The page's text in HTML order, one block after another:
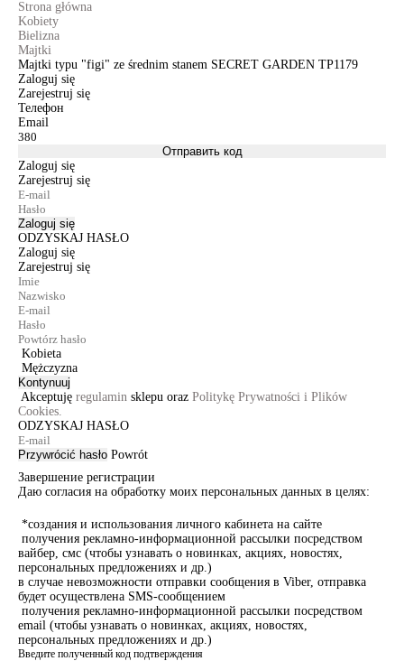
Strona główna
Kobiety
Bielizna
Majtki
Majtki typu "figi" ze średnim stanem SECRET GARDEN TP1179
Zaloguj się
Zarejestruj się
Телефон
Email
Отправить код
Zaloguj się
Zarejestruj się
Zaloguj się
ODZYSKAJ HASŁO
Zaloguj się
Zarejestruj się
Kobieta
Mężczyzna
Kontynuuj
Akceptuję regulamin sklepu oraz Politykę Prywatności i Plików
Cookies.
ODZYSKAJ HASŁO
Przywrócić hasło Powrót
Завершение регистрации
Даю согласия на обработку моих персональных данных в целях:
*создания и использования личного кабинета на сайте
получения рекламно-информационной рассылки посредством
вайбер, смс (чтобы узнавать о новинках, акциях, новостях,
персональных предложениях и др.)
в случае невозможности отправки сообщения в Viber, отправка
будет осуществлена SMS-сообщением
получения рекламно-информационной рассылки посредством
email (чтобы узнавать о новинках, акциях, новостях,
персональных предложениях и др.)
Введите полученный код подтверждения